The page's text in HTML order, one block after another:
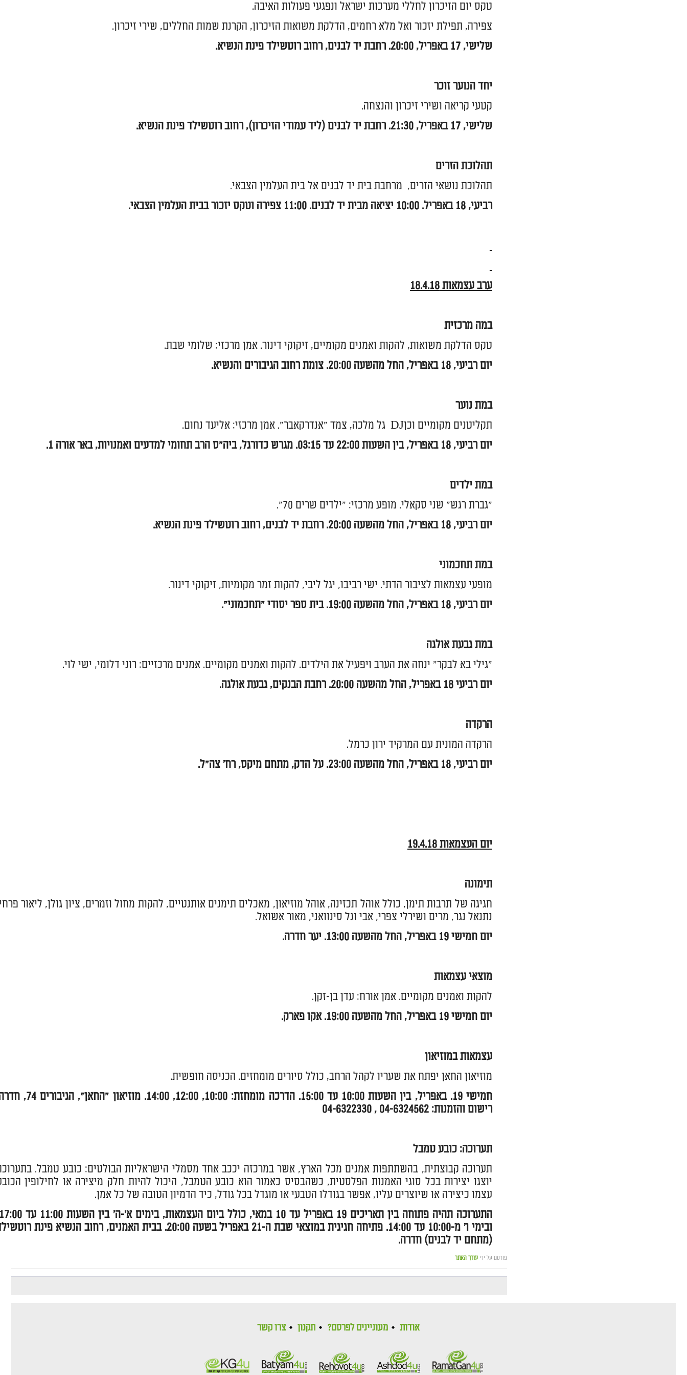
טקס יום הזיכרון לחללי מערכות ישראל ונפגעי פעולות האיבה.
צפירה, תפילת יזכור ואל מלא רחמים, הדלקת משואות הזיכרון, הקרנת שמות החללים, שירי זיכרון.
שלישי, 17 באפריל, 20:00. רחבת יד לבנים, רחוב רוטשילד פינת הנשיא
.
יחד הנוער זוכר
קטעי קריאה ושירי זיכרון והנצחה.
שלישי, 17 באפריל, 21:30. רחבת יד לבנים (ליד עמודי הזיכרון), רחוב רוטשילד פינת הנשיא
.
תהלוכת הזרים
תהלוכת נושאי הזרים, מרחבת בית יד לבנים אל בית העלמין הצבאי.
רביעי, 18 באפריל. 10:00 יציאה מבית יד לבנים. 11:00 צפירה וטקס יזכור בבית העלמין הצבאי.
ערב עצמאות 18.4.18
במה מרכזית
טקס הדלקת משואות, להקות ואמנים מקומיים, זיקוקי דינור. אמן מרכזי: שלומי שבת.
יום רביעי, 18 באפריל, החל מהשעה 20:00. צומת רחוב הגיבורים והנשיא.
במת נוער
תקליטנים מקומיים וכןDJ גל מלכה, צמד "אנדרקאבר". אמן מרכזי: אליעד נחום.
יום רביעי, 18 באפריל,
בין השעות 22:00 עד 03:15. מגרש כדורגל, ביה"ס הרב תחומי למדעים ואמנויות, באר אורה 1.
במת ילדים
"גברת רגש" שני סקאלי. מופע מרכזי: "ילדים שרים 70".
יום רביעי, 18 באפריל, החל מהשעה 20:00. רחבת יד לבנים,
רחוב רוטשילד פינת הנשיא.
במת תחכמוני
מופעי עצמאות לציבור הדתי. ישי רביבו, יגל ליבי, להקות זמר מקומיות, זיקוקי דינור.
יום רביעי, 18 באפריל, החל מהשעה 19:00. בית ספר יסודי "תחכמוני".
במת גבעת אולגה
"גילי בא לבקר" ינחה את הערב ויפעיל את הילדים. להקות ואמנים מקומיים. אמנים מרכזיים: רוני דלומי, ישי לוי.
יום רביעי 18 באפריל, החל מהשעה 20:00. רחבת הבנקים, גבעת אולגה.
הרקדה
הרקדה המונית עם המרקיד ירון כרמל.
יום רביעי, 18 באפריל, החל מהשעה 23:00. על הדק, מתחם מיקס, רח' צה"ל.
יום העצמאות 19.4.18
תימונה
חגיגה של תרבות תימן, כולל אוהל תכזינה, אוהל מוזיאון, מאכלים תימנים אותנטיים, להקות מחול וזמרים, ציון גולן, ליאור
נתנאל נגר, מרים ושירלי צפרי, אבי וגל סינוואני, מאור אשואל.
יום חמישי 19 באפריל, החל מהשעה 13:00. יער חדרה.
מוצאי עצמאות
להקות ואמנים מקומיים. אמן אורח: עדן בן-זקן.
יום חמישי 19 באפריל, החל מהשעה 19:00. אקו פארק.
עצמאות במוזיאון
מוזיאון החאן יפתח את שעריו לקהל הרחב, כולל סיורים מומחזים. הכניסה חופשית.
חמישי 19. באפריל, בין השעות 10:00 עד 15:00. הדרכה מומחזת: 10:00, 12:00, 14:00.
מוזיאון "החאן", הגיבורים
רישום והזמנות: 04-6324562 , 04-6322330
תערוכה: כובע טמבל
תערוכה קבוצתית, בהשתתפות אמנים מכל הארץ, אשר במרכזה יככב אחד מסמלי הישראליות הבולטים: כובע טמבל.
יוצגו יצירות בכל סוגי האמנות הפלסטית, כשהבסיס כאמור הוא כובע הטמבל, היכול להיות חלק מיצירה או לחילופין
עצמו כיצירה או שיוצרים עליו, אפשר בגודלו הטבעי או מוגדל בכל גודל, כיד הדמיון הטובה של כל אמן.
ובימי ו' מ-10:00 עד 14:00. פתיחה חגיגית במוצאי שבת ה-21 באפריל בשעה 20:00. בבית האמנים, רחוב הנשיא פינת
(מתחם יד לבנים) חדרה.
פורסם על ידי עורך האתר
אודות מעוניינים לפרסם? תקנון צרו קשר